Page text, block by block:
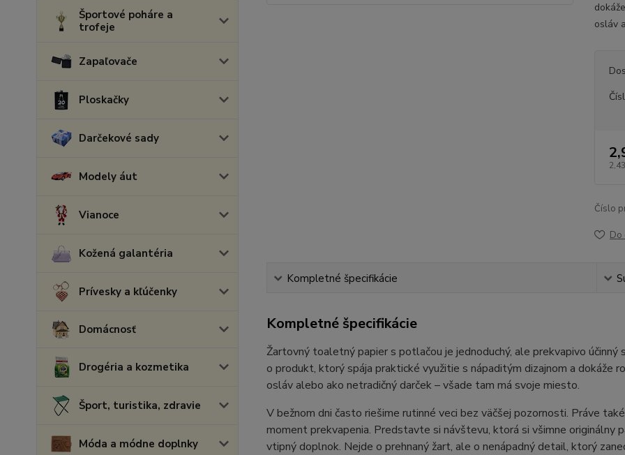
Športové poháre a
trofeje
Zapaľovače
Ploskačky
Darčekové sady
Modely áut
Vianoce
Kožená galantéria
Prívesky a kľúčenky
Domácnosť
Drogéria a kozmetika
Šport, turistika, zdravie
Móda a módne doplnky
osláv
Číslo
Do
Kompletné špecifikácie
Kompletné špecifikácie
Žartovný toaletný papier s potlačou je jednoduchý, ale prekvapivo účinný
o produkt, ktorý spája praktické využitie s nápaditým dizajnom a dokáže
osláv alebo ako netradičný darček – všade tam má svoje miesto.
V bežnom dni často riešime rutinné veci bez väčšej pozornosti. Práve
moment prekvapenia. Predstavte si návštevu, ktorá si všimne originálny
vtipný doplnok. Nejde o prehnaný žart, ale o nenápadný detail, ktorý